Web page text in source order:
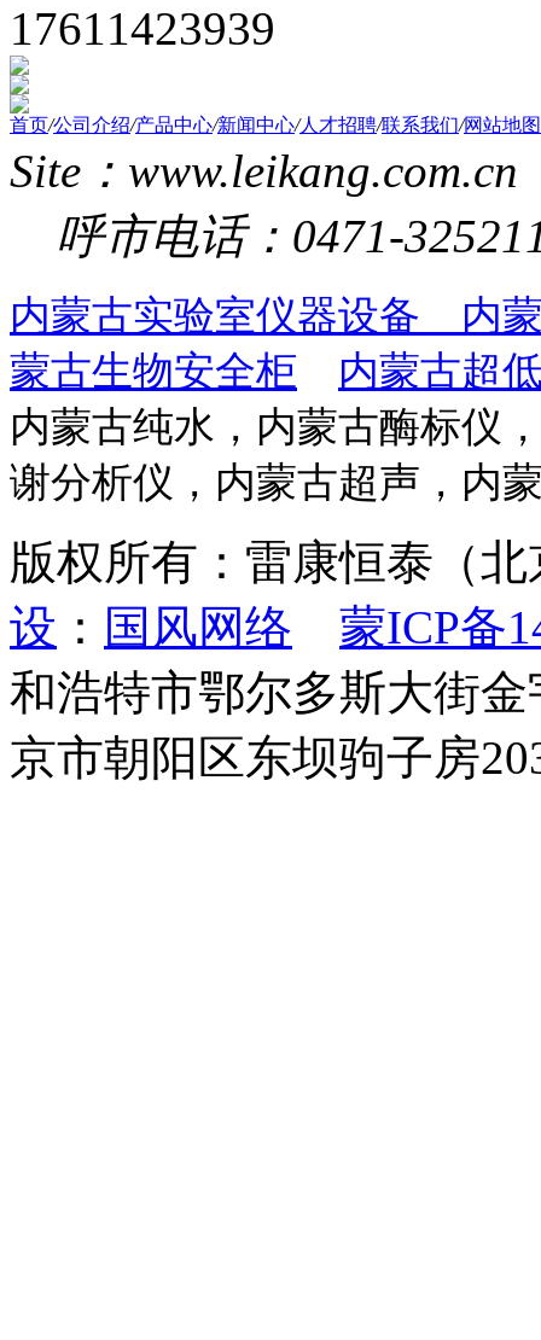
17611423939
首页/公司介绍/产品中心/新闻中心/人才招聘/联系我们/网站地图
Site：www.leikang.com.cn
呼市电话：0471-
内蒙古实验室仪器设备 内
蒙古生物安全柜
内蒙古超
内蒙古纯水，内蒙古酶标仪
谢分析仪，内蒙古超声，内
版权所有：雷康恒泰（
设 ： 国风网络
蒙ICP备
和浩特市鄂尔多斯大街
京市朝阳区东坝驹子房